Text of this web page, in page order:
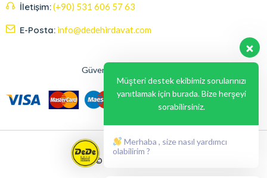
İletişim:(+90) 531 606 57 63
E-Posta: info@dedehirdavat.com
Güvenli Ödeme Seçenekleri
© 2024, Liabil Dizayn
Müşteri destek ekibimiz sorularınızı
yanıtlamak için burada. Bize herşeyi
sorabilirsiniz.
Merhaba , size nasıl yardımcı
olabilirim ?